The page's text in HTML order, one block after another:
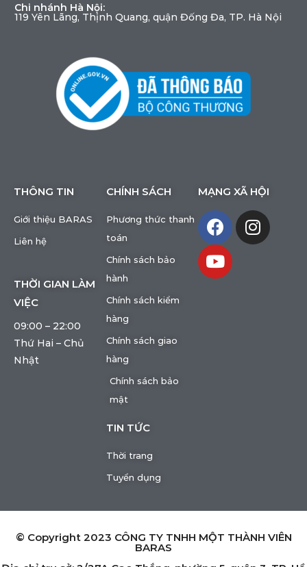
Chi nhánh Hà Nội:
119 Yên Lãng, Thịnh Quang, quận Đống Đa, TP. Hà Nội
THÔNG TIN
Giới thiệu BARAS
Liên hệ
THỜI GIAN LÀM
VIỆC
09:00 – 22:00
Thứ Hai – Chủ
Nhật
CHÍNH SÁCH
Phương thức thanh
toán
Chính sách bảo
hành
Chính sách kiểm
hàng
Chính sách giao
hàng
Chính sách bảo
mật
TIN TỨC
Thời trang
Tuyển dụng
MẠNG XÃ HỘI
© Copyright 2023 CÔNG TY TNHH MỘT THÀNH VIÊN
BARAS